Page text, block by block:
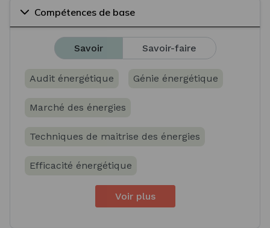
Compétences de base
Savoir Savoir-faire
Audit énergétique Génie énergétique
Marché des énergies
Techniques de maitrise des énergies
Efficacité énergétique
Voir plus